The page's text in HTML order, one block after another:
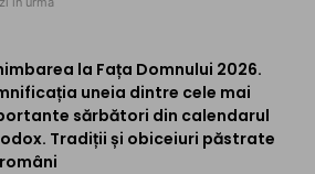
la Fața Domnului 2026.
uneia dintre cele mai
sărbători din calendarul
Tradiții și obiceiuri păstrate